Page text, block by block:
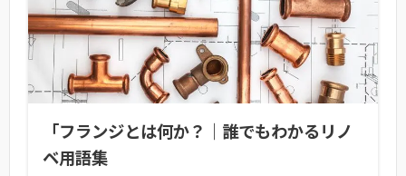
「フランジとは何か？｜誰でもわかるリノ
ベ用語集